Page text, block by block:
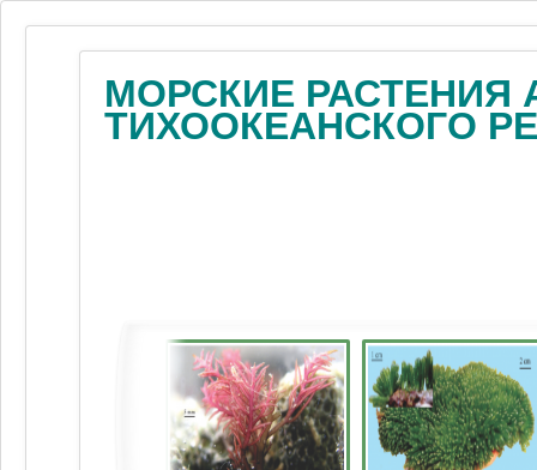
МОРСКИЕ РАСТЕНИЯ
ТИХООКЕАНСКОГО